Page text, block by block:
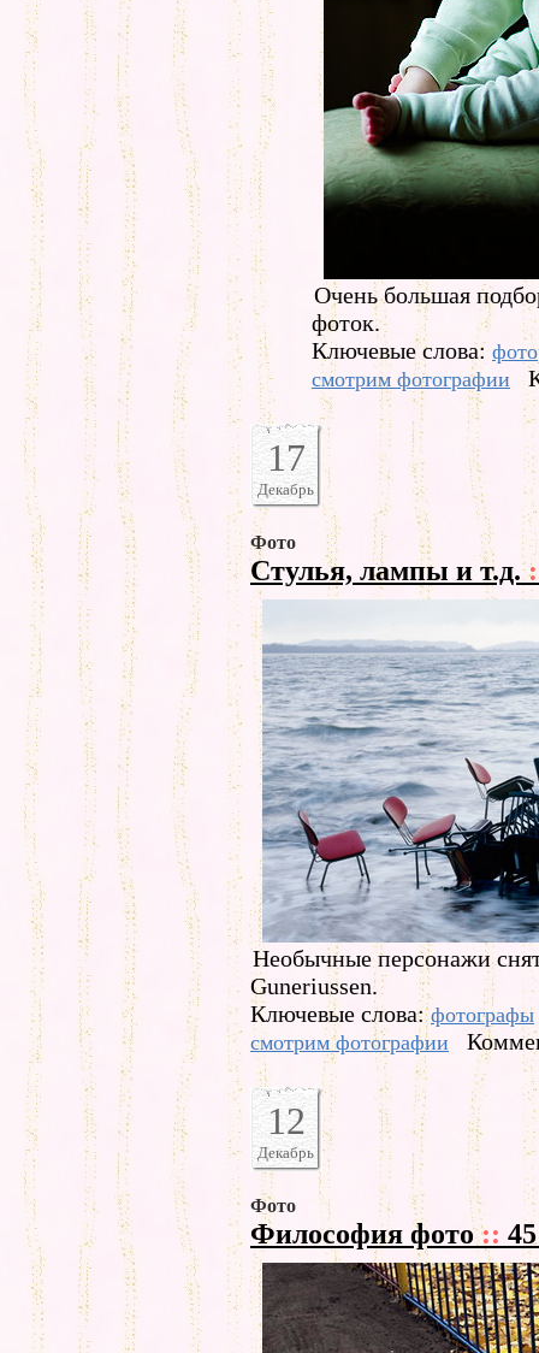
Очень большая
фоток.
Ключевые слова:
смотрим фотографии
17
Декабрь
Фото
Стулья, лампы и т.д.
Необычные персонажи
Guneriussen.
Ключевые слова:фотографы
смотрим фотографии
12
Декабрь
Фото
Философия фото::